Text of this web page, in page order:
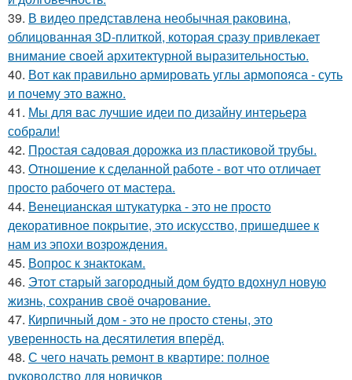
39. В видео представлена необычная раковина,
облицованная 3D-плиткой, которая сразу привлекает
внимание своей архитектурной выразительностью.
40. Вот как правильно армировать углы армопояса - суть
и почему это важно.
41. Мы для вас лучшие идеи по дизайну интерьера
собрали!
42. Простая садовая дорожка из пластиковой трубы.
43. Отношение к сделанной работе - вот что отличает
просто рабочего от мастера.
44. Венецианская штукатурка - это не просто
декоративное покрытие, это искусство, пришедшее к
нам из эпохи возрождения.
45. Вопрос к знактокам.
46. Этот старый загородный дом будто вдохнул новую
жизнь, сохранив своё очарование.
47. Кирпичный дом - это не просто стены, это
уверенность на десятилетия вперёд.
48. С чего начать ремонт в квартире: полное
руководство для новичков